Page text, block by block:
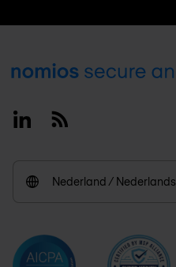
Footer
LinkedinRSS
Nederland / Nederlands